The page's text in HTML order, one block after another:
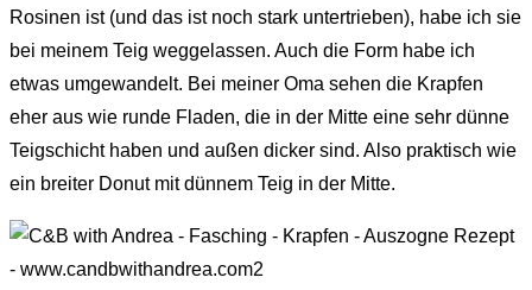
Rosinen ist (und das ist noch stark untertrieben), habe ich sie
bei meinem Teig weggelassen. Auch die Form habe ich
etwas umgewandelt. Bei meiner Oma sehen die Krapfen
eher aus wie runde Fladen, die in der Mitte eine sehr dünne
Teigschicht haben und außen dicker sind. Also praktisch wie
ein breiter Donut mit dünnem Teig in der Mitte.